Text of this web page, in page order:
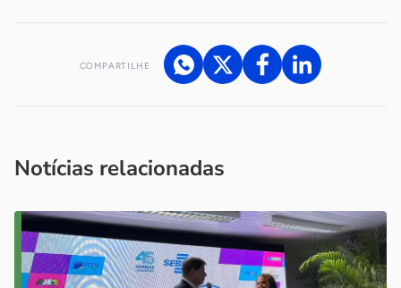
COMPARTILHE
Notícias relacionadas